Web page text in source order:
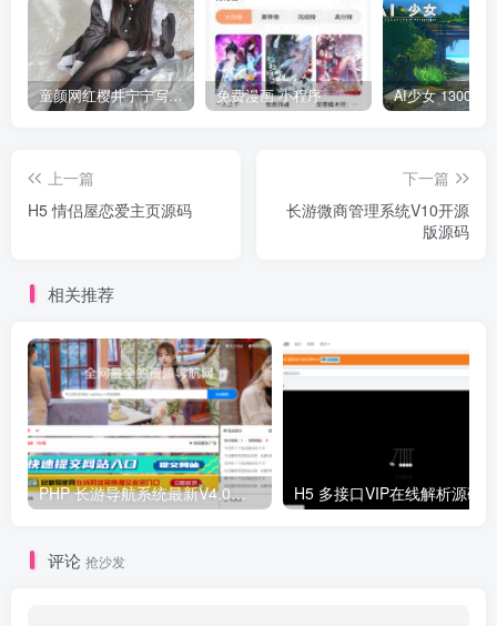
童颜网红樱井宁宁写真集套图 免费漫画 小程序
上一篇
H5 情侣屋恋爱主页源码
下一篇
长游微商管理系统V10开源
版源码
相关推荐
PHP 长游导航系统最新V4.0开源可运营正版 源码 H5 多接口VIP在线解析源码
评论 抢沙发